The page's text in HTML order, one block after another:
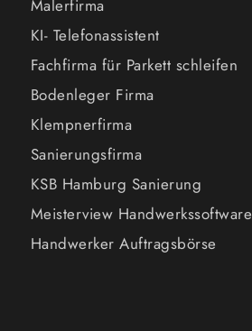
Malerfirma
KI- Telefonassistent
Fachfirma für Parkett schleifen
Bodenleger Firma
Klempnerfirma
Sanierungsfirma
KSB Hamburg Sanierung
Meisterview Handwerkssoftware
Handwerker Auftragsbörse